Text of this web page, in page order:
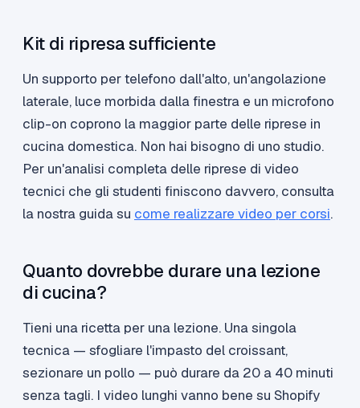
Kit di ripresa sufficiente
Un supporto per telefono dall'alto, un'angolazione
laterale, luce morbida dalla finestra e un microfono
clip-on coprono la maggior parte delle riprese in
cucina domestica. Non hai bisogno di uno studio.
Per un'analisi completa delle riprese di video
tecnici che gli studenti finiscono davvero, consulta
la nostra guida su come realizzare video per corsi.
Quanto dovrebbe durare una lezione
di cucina?
Tieni una ricetta per una lezione. Una singola
tecnica — sfogliare l'impasto del croissant,
sezionare un pollo — può durare da 20 a 40 minuti
senza tagli. I video lunghi vanno bene su Shopify